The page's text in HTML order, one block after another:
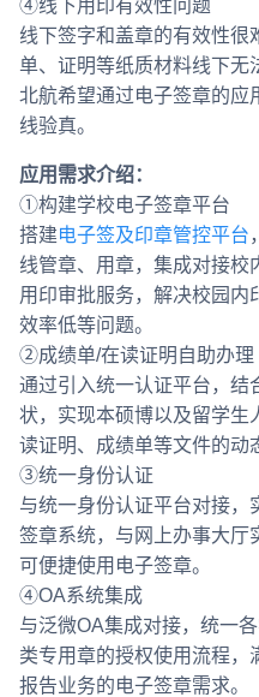
④线下用印有效性问题
线下签字和盖章的有效性很
单、证明等纸质材料线下无
北航希望通过电子签章的应
线验真。
应用需求介绍：
①构建学校电子签章平台
搭建电子签及印章管控平台
线管章、用章，集成对接校
用印审批服务，解决校园内
效率低等问题。
②成绩单/在读证明自助办理
通过引入统一认证平台，结
状，实现本硕博以及留学生
读证明、成绩单等文件的动
③统一身份认证
与统一身份认证平台对接，
签章系统，与网上办事大厅
可便捷使用电子签章。
④OA系统集成
与泛微OA集成对接，统一
类专用章的授权使用流程，
报告业务的电子签章需求。